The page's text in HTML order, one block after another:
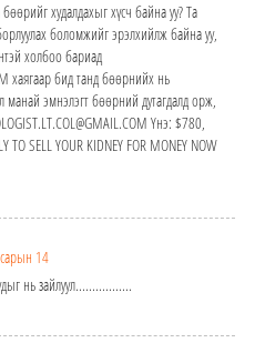
худалдахыг хүсч байна уу? Та
боломжийг эрэлхийлж байна уу,
холбоо бариад
хаягаар бид танд бөөрнийх нь
манай эмнэлэгт бөөрний дутагдалд орж,
Yнэ: $780,
SELL YOUR KIDNEY FOR MONEY NOW
14
нь зайлуул.................